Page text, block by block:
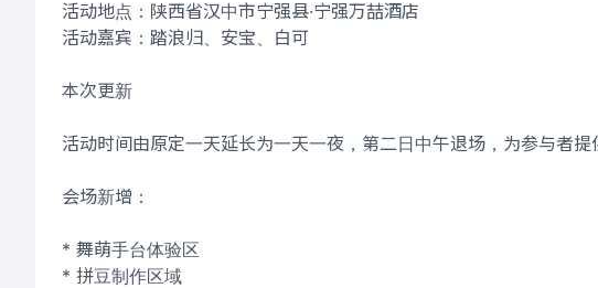
活动地点：陕西省汉中市宁强县·宁强万喆酒店
活动嘉宾：踏浪归、安宝、白可
本次更新
活动时间由原定一天延长为一天一夜，第二日中午退场，为参与者提
会场新增：
* 舞萌手台体验区
* 拼豆制作区域